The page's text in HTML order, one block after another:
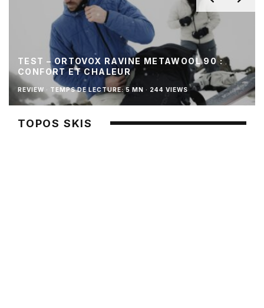
TEST – ORTOVOX RAVINE METAWOOL 90 :
CONFORT ET CHALEUR
REVIEW · TEMPS DE LECTURE: 5 MN · 244 VIEWS
TOPOS SKIS